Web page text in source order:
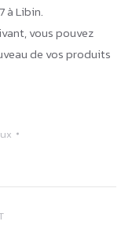
à Libin.
vous pouvez
de vos produits